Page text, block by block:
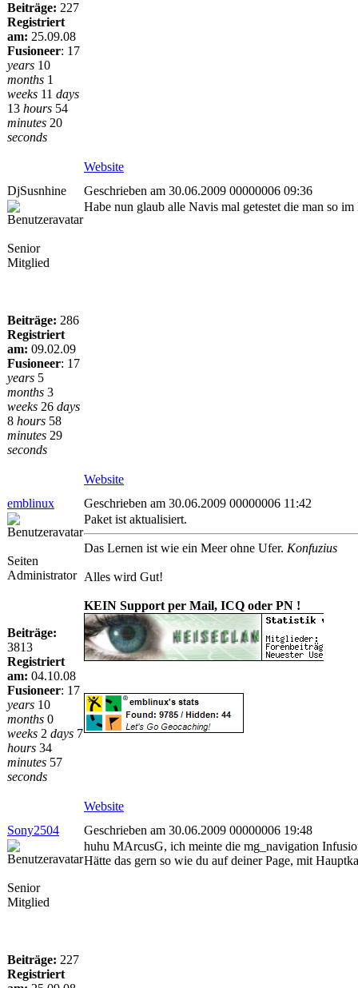
Beiträge: 227
Registriert
am: 25.09.08
Fusioneer: 17
years 10
months 1
weeks 11 days
13 hours 54
minutes 20
seconds
Website
DjSusnhine
Geschrieben am 30.06.2009 00000006 09:36
Senior
Mitglied
Beiträge: 286
Registriert
am: 09.02.09
Fusioneer: 17
years 5
months 3
weeks 26 days
8 hours 58
minutes 29
seconds
Habe nun glaub alle Navis mal getestet die man so
Website
emblinux
Geschrieben am 30.06.2009 00000006 11:42
Seiten
Administrator
Beiträge:
3813
Registriert
am: 04.10.08
Fusioneer: 17
years 10
months 0
weeks 2 days 7
hours 34
minutes 57
seconds
Paket ist aktualisiert.
Das Lernen ist wie ein Meer ohne Ufer. Konfuzius
Alles wird Gut!
KEIN Support per Mail, ICQ oder PN !
Website
Sony2504
Geschrieben am 30.06.2009 00000006 19:48
Senior
Mitglied
Beiträge: 227
Registriert
huhu MArcusG, ich meinte die mg_navigation
Hätte das gern so wie du auf deiner Page, mit